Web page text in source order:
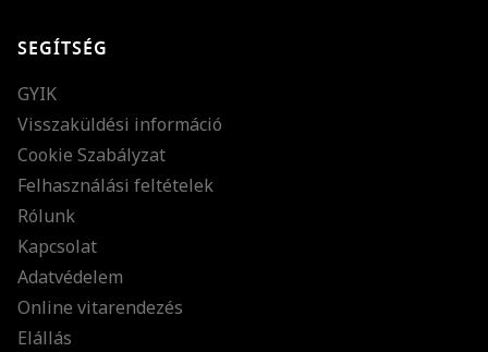
SEGÍTSÉG
GYIK
Visszaküldési információ
Cookie Szabályzat
Felhasználási feltételek
Rólunk
Kapcsolat
Adatvédelem
Online vitarendezés
Elállás